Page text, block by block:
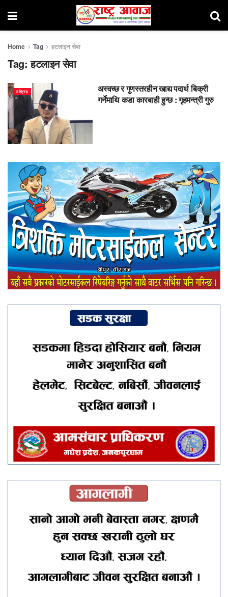
Home Tag हटलाइन सेवा
Tag:हटलाइन सेवा
राष्ट्रिय
अस्वच्छ र गुणस्तरहीन खाद्य पदार्थ बिक्री
गर्नेमाथि कडा कारबाही हुन्छ : गृहमन्त्री गुरु